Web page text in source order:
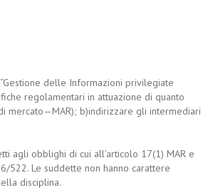
delle Informazioni privilegiate
regolamentari in attuazione di quanto
mercato—MAR); b)indirizzare gli intermediari
agli obblighi di cui all’articolo 17(1) MAR e
522. Le suddette non hanno carattere
disciplina.